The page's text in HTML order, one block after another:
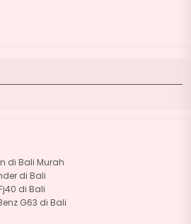
di Bali Murah
di Bali
di Bali
G63 di Bali